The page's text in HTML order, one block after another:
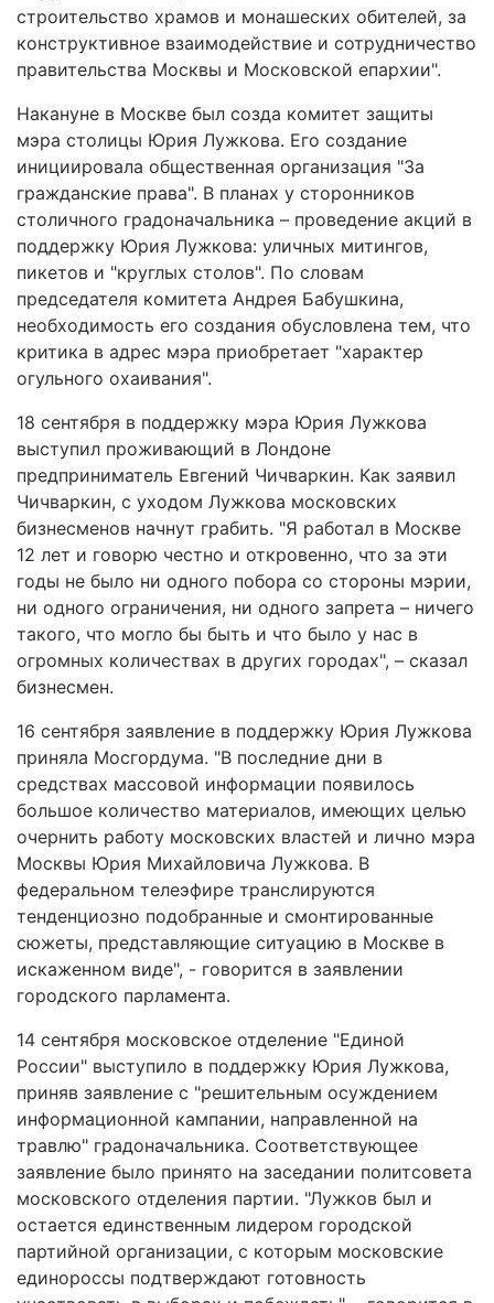
строительство храмов и монашеских обителей, за
конструктивное взаимодействие и сотрудничество
правительства Москвы и Московской епархии".
Накануне в Москве был созда комитет защиты
мэра столицы Юрия Лужкова. Его создание
инициировала общественная организация "За
гражданские права". В планах у сторонников
столичного градоначальника – проведение акций в
поддержку Юрия Лужкова: уличных митингов,
пикетов и "круглых столов". По словам
председателя комитета Андрея Бабушкина,
необходимость его создания обусловлена тем, что
критика в адрес мэра приобретает "характер
огульного охаивания".
18 сентября в поддержку мэра Юрия Лужкова
выступил проживающий в Лондоне
предприниматель Евгений Чичваркин. Как заявил
Чичваркин, с уходом Лужкова московских
бизнесменов начнут грабить. "Я работал в Москве
12 лет и говорю честно и откровенно, что за эти
годы не было ни одного побора со стороны мэрии,
ни одного ограничения, ни одного запрета – ничего
такого, что могло бы быть и что было у нас в
огромных количествах в других городах", – сказал
бизнесмен.
16 сентября заявление в поддержку Юрия Лужкова
приняла Мосгордума. "В последние дни в
средствах массовой информации появилось
большое количество материалов, имеющих целью
очернить работу московских властей и лично мэра
Москвы Юрия Михайловича Лужкова. В
федеральном телеэфире транслируются
тенденциозно подобранные и смонтированные
сюжеты, представляющие ситуацию в Москве в
искаженном виде", - говорится в заявлении
городского парламента.
14 сентября московское отделение "Единой
России" выступило в поддержку Юрия Лужкова,
приняв заявление с "решительным осуждением
информационной кампании, направленной на
травлю" градоначальника. Соответствующее
заявление было принято на заседании политсовета
московского отделения партии. "Лужков был и
остается единственным лидером городской
партийной организации, с которым московские
единороссы подтверждают готовность